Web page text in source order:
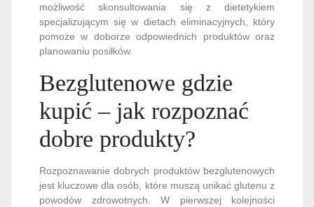
możliwość skonsultowania się z dietetykiem
specjalizującym się w dietach eliminacyjnych, który
pomoże w doborze odpowiednich produktów oraz
planowaniu posiłków.
Bezglutenowe gdzie
kupić – jak rozpoznać
dobre produkty?
Rozpoznawanie dobrych produktów bezglutenowych
jest kluczowe dla osób, które muszą unikać glutenu z
powodów zdrowotnych. W pierwszej kolejności